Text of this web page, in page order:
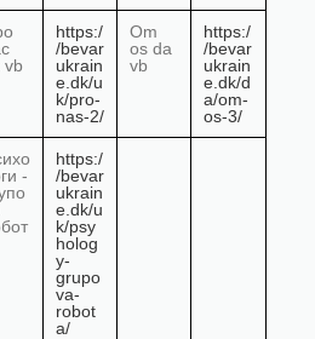
vb
https:/
/bevar
ukrain
e.dk/u
k/pro-
nas-2/
Om
os da
vb
https:/
/bevar
ukrain
e.dk/d
a/om-
os-3/
-
https:/
/bevar
ukrain
e.dk/u
k/psy
holog
y-
grupo
va-
robot
a/